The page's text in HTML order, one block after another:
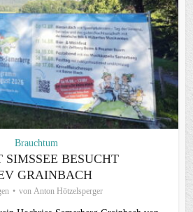
Brauchtum
SIMSSEE BESUCHT
GRAINBACH
von Anton Hötzelsperger